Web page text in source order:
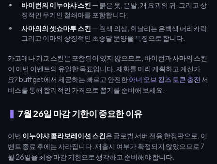
바이런의 이누야샤 스킨 — 붉은 옷, 은발, 개 요괴의 귀, 그리고 상
징적인 무기인 철쇄아를 포함합니다.
사마의의 셋쇼마루 스킨 — 흰색 의상, 휘날리는 은백색 머리카락,
그리고 이마의 상징적인 초승달 문양을 특징으로 합니다.
카고메나 키쿄 스킨은 포함되어 있지 않으므로, 바이런과 사마의 스킨
이 이번 이벤트의 유일한 목표입니다. 재화를 미리 계획하고 계신가
요? buffget에서 제공하는 빠르고 안전한아너 오브 킹즈 토큰 충전 서
비스를 통해 합리적인 가격으로 뽑기를 준비해 보세요.
7월 26일 마감 기한이 중요한 이유
이번 이누야샤 콜라보레이션 스킨은 글로벌 서버 전용 한정판으로, 이
벤트 종료 후에는 사라집니다. 재출시 여부가 확정되지 않았으므로 7
월 26일을 최종 마감 기한으로 생각하고 준비해야 합니다.